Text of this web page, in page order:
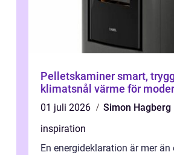
Pelletskaminer smart, trygg och
klimatsnål värme för
01 juli 2026
Simon Hagberg
inspiration
En energideklaration är mer än